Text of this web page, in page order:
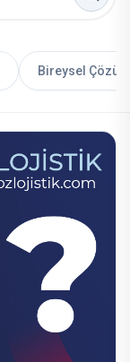
Bireysel